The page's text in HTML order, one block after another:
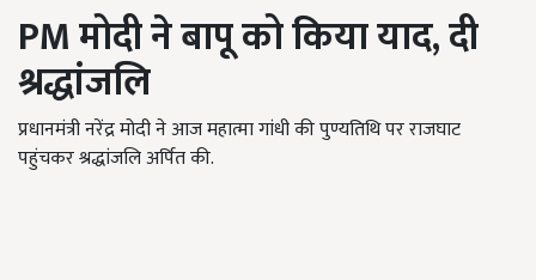
PMमोदी ने बापू को किया याद, दी
श्रद्धांजलि
प्रधानमंत्री नरेंद्र मोदी ने आज महात्मा गांधी की पुण्यतिथि पर राजघाट
पहुंचकर श्रद्धांजलि अर्पित की.